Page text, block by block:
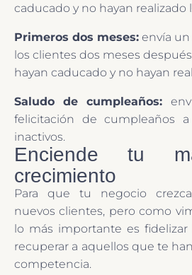
caducado y no hayan realizado
Primeros dos meses: envía
los clientes dos meses
hayan caducado y no hayan
Saludo de cumpleaños:
felicitación de cumpleaños
inactivos.
Enciende tu
crecimiento
Para que tu negocio
nuevos clientes, pero como
lo más importante es
recuperar a aquellos que te
competencia.